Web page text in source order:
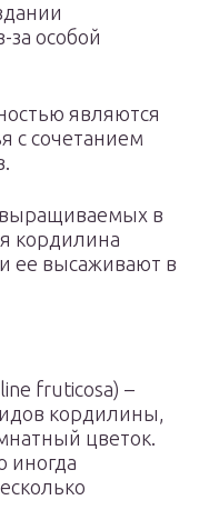
особой
являются
с сочетанием
в
кордилина
ее высаживают в
fruticosa) –
кордилины,
цветок.
иногда